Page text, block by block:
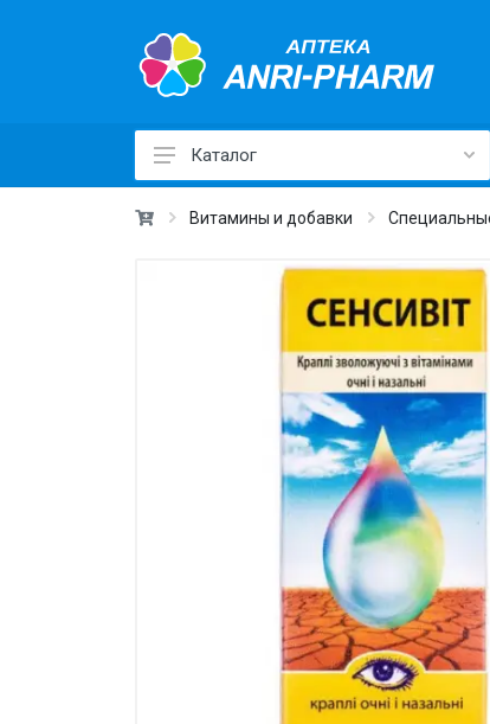
Каталог
Лекарственные средства ›
Медицинские товары и техника ›
Витамины и добавки ›
Ежедневная гигиена ›
Для детей и мам ›
Косметика CODERMA KIDS
Витамины и добавки